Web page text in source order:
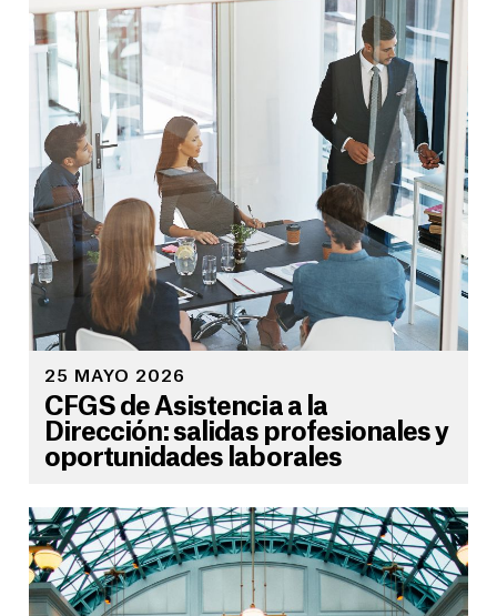
25 MAYO 2026
CFGS de Asistencia a la
Dirección: salidas profesionales y
oportunidades laborales